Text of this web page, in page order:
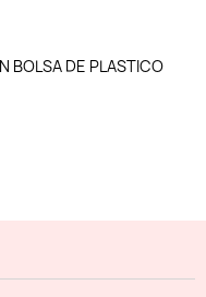
BOLSA DE PLASTICO